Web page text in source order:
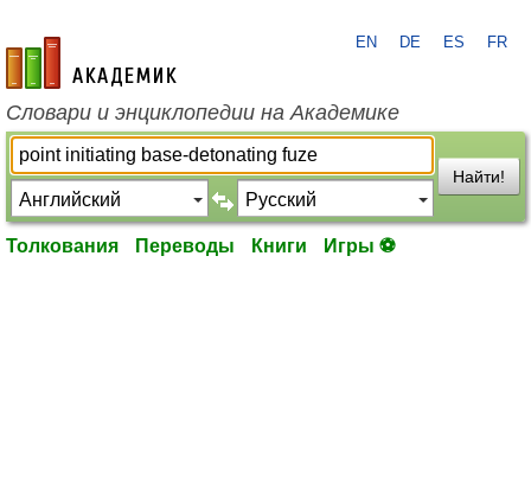
academic.ru
EN DE ES FR
Словари и энциклопедии на Академике
Найти!
Толкования Переводы Книги Игры ⚽